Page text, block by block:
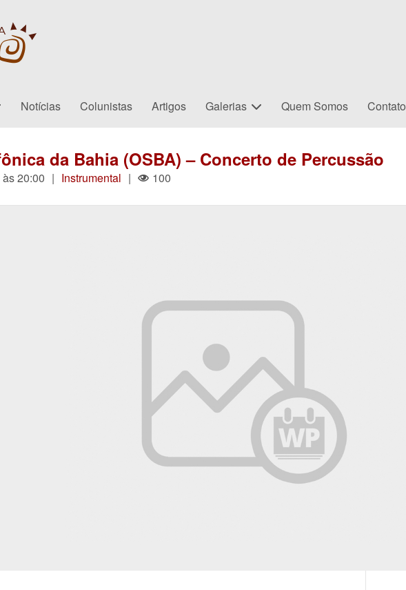
Notícias Colunistas Artigos Galerias Quem Somos Contato
da Bahia (OSBA) – Concerto de Percussão
20:00 | Instrumental | 100